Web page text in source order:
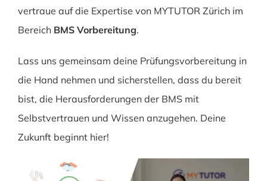
vertraue auf die Expertise von MYTUTOR Zürich im
Bereich BMS Vorbereitung.
Lass uns gemeinsam deine Prüfungsvorbereitung in
die Hand nehmen und sicherstellen, dass du bereit
bist, die Herausforderungen der BMS mit
Selbstvertrauen und Wissen anzugehen. Deine
Zukunft beginnt hier!